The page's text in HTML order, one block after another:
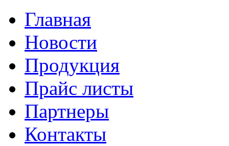
Главная
Новости
Продукция
Прайс листы
Партнеры
Контакты